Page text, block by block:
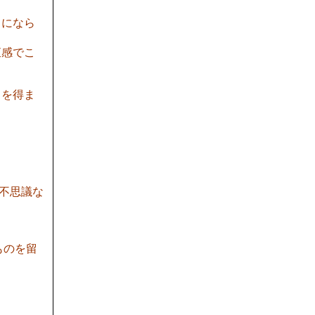
なら
でこ
得ま
思議な
を留